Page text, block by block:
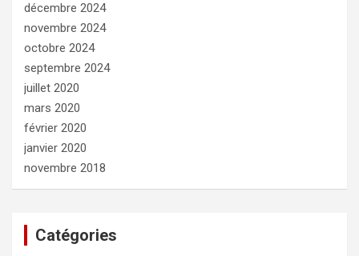
décembre 2024
novembre 2024
octobre 2024
septembre 2024
juillet 2020
mars 2020
février 2020
janvier 2020
novembre 2018
Catégories